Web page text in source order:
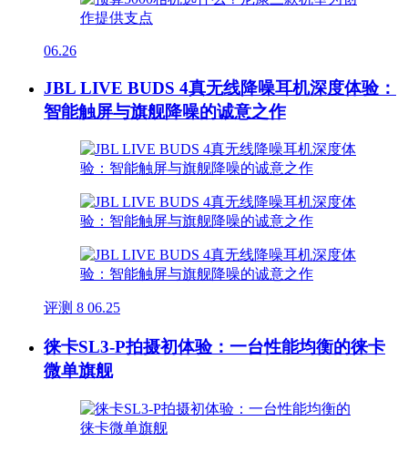
06.26
JBL LIVE BUDS 4真无线降噪耳机深度体验：
智能触屏与旗舰降噪的诚意之作
评测 8 06.25
徕卡SL3-P拍摄初体验：一台性能均衡的徕卡
微单旗舰